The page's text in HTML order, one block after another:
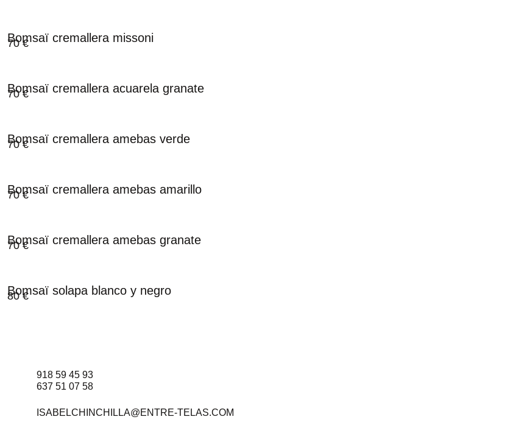
Bomsaï cremallera missoni
70€
Bomsaï cremallera acuarela granate
70€
Bomsaï cremallera amebas verde
70€
Bomsaï cremallera amebas amarillo
70€
Bomsaï cremallera amebas granate
70€
Bomsaï solapa blanco y negro
80€
918 59 45 93
637 51 07 58
ISABELCHINCHILLA@ENTRE-TELAS.COM